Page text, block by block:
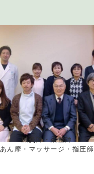
鍼灸師・柔整師
あん摩・マッサージ・指圧師